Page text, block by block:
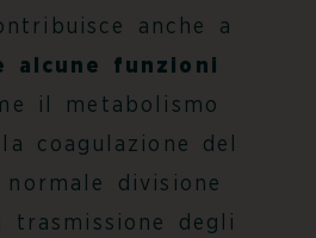
anche a
alcune funzioni
il metabolismo
coagulazione del
normale divisione
trasmissione degli